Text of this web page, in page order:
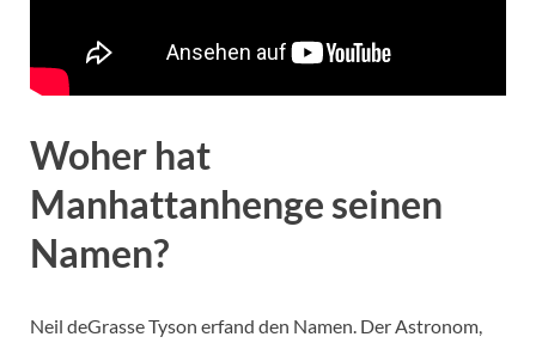
Woher hat
Manhattanhenge seinen
Namen?
Neil deGrasse Tyson erfand den Namen. Der Astronom,